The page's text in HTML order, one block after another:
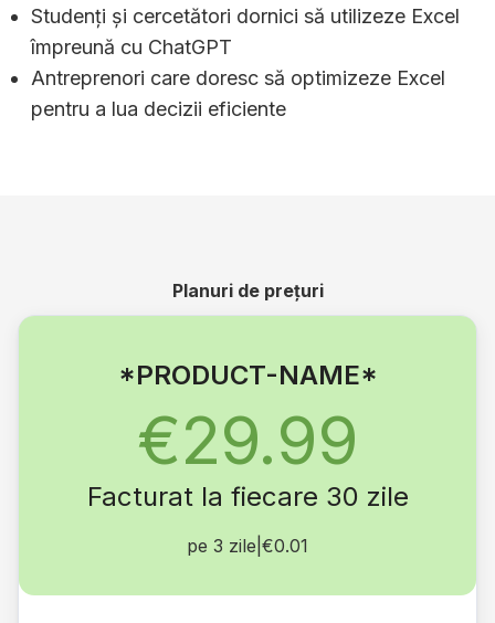
Studenți și cercetători dornici să utilizeze Excel
împreună cu ChatGPT
Antreprenori care doresc să optimizeze Excel
pentru a lua decizii eficiente
Planuri de prețuri
*PRODUCT-NAME*
€29.99
Facturat la fiecare 30 zile
pe 3 zile €0.01